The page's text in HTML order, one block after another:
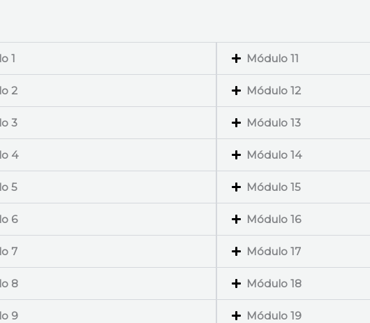
1
2
3
4
5
6
7
8
9
Módulo 11
Módulo 12
Módulo 13
Módulo 14
Módulo 15
Módulo 16
Módulo 17
Módulo 18
Módulo 19